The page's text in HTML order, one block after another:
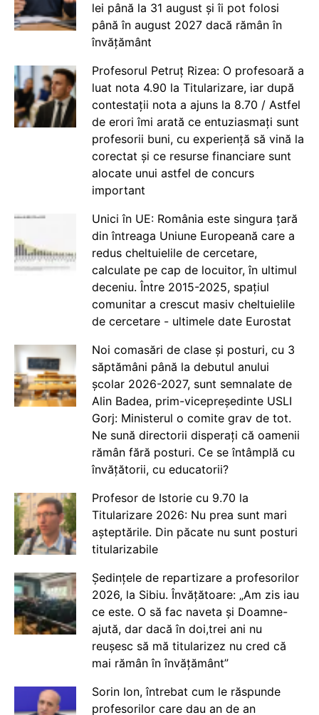
lei până la 31 august și îi pot folosi
până în august 2027 dacă rămân în
învățământ
Profesorul Petruț Rizea: O profesoară a
luat nota 4.90 la Titularizare, iar după
contestații nota a ajuns la 8.70 / Astfel
de erori îmi arată ce entuziasmați sunt
profesorii buni, cu experiență să vină la
corectat și ce resurse financiare sunt
alocate unui astfel de concurs
important
Unici în UE: România este singura țară
din întreaga Uniune Europeană care a
redus cheltuielile de cercetare,
calculate pe cap de locuitor, în ultimul
deceniu. Între 2015-2025, spațiul
comunitar a crescut masiv cheltuielile
de cercetare - ultimele date Eurostat
Noi comasări de clase și posturi, cu 3
săptămâni până la debutul anului
școlar 2026-2027, sunt semnalate de
Alin Badea, prim-vicepreședinte USLI
Gorj: Ministerul o comite grav de tot.
Ne sună directorii disperați că oamenii
rămân fără posturi. Ce se întâmplă cu
învățătorii, cu educatorii?
Profesor de Istorie cu 9.70 la
Titularizare 2026: Nu prea sunt mari
așteptările. Din păcate nu sunt posturi
titularizabile
Ședințele de repartizare a profesorilor
2026, la Sibiu. Învățătoare: „Am zis iau
ce este. O să fac naveta și Doamne-
ajută, dar dacă în doi,trei ani nu
reușesc să mă titularizez nu cred că
mai rămân în învățământ”
Sorin Ion, întrebat cum le răspunde
profesorilor care dau an de an